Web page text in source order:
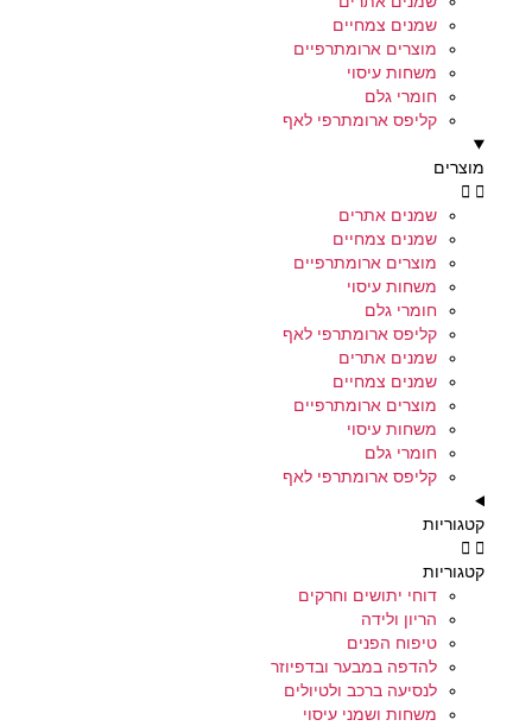
שמנים צמחיים
מוצרים ארומתרפיים
משחות עיסוי
חומרי גלם
קליפס ארומתרפי לאף
מוצרים
שמנים אתרים
שמנים צמחיים
מוצרים ארומתרפיים
משחות עיסוי
חומרי גלם
קליפס ארומתרפי לאף
שמנים אתרים
שמנים צמחיים
מוצרים ארומתרפיים
משחות עיסוי
חומרי גלם
קליפס ארומתרפי לאף
קטגוריות
קטגוריות
דוחי יתושים וחרקים
הריון ולידה
טיפוח הפנים
להדפה במבער ובדפיוזר
לנסיעה ברכב ולטיולים
משחות ושמני עיסוי